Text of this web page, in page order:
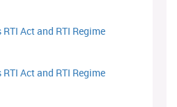
Act and RTI Regime
Act and RTI Regime